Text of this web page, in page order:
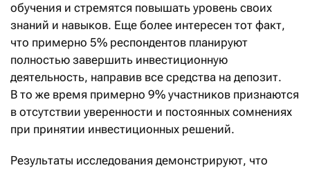
обучения и стремятся повышать уровень своих
знаний и навыков. Еще более интересен тот факт,
что примерно 5% респондентов планируют
полностью завершить инвестиционную
деятельность, направив все средства на депозит.
В то же время примерно 9% участников признаются
в отсутствии уверенности и постоянных сомнениях
при принятии инвестиционных решений.
Результаты исследования демонстрируют, что